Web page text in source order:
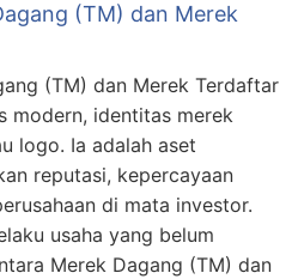
(TM) dan Merek
(TM) dan Merek Terdaftar
modern, identitas merek
logo. Ia adalah aset
reputasi, kepercayaan
di mata investor.
usaha yang belum
Merek Dagang (TM) dan